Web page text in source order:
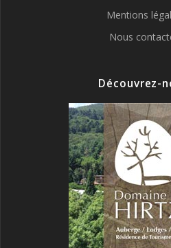
Mentions
Nous
Découvrez-